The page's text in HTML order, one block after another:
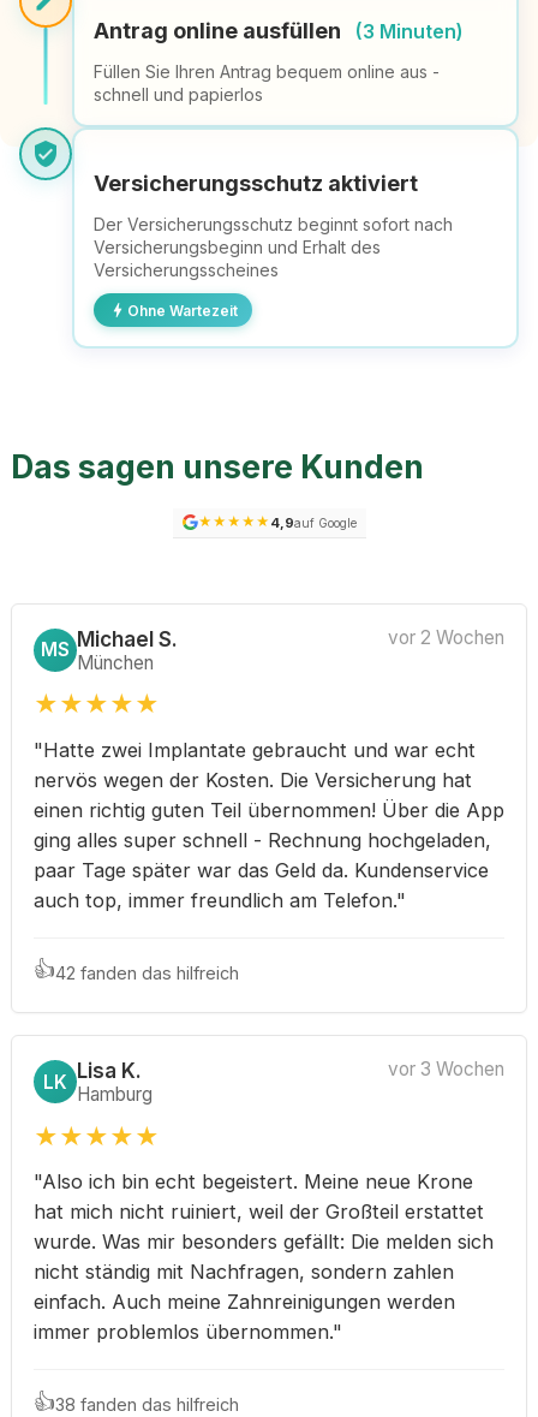
Antrag online ausfüllen (3 Minuten)
Füllen Sie Ihren Antrag bequem online aus -
schnell und papierlos
verified_user
Versicherungsschutz aktiviert
Der Versicherungsschutz beginnt sofort nach
Versicherungsbeginn und Erhalt des
Versicherungsscheines
bolt Ohne Wartezeit
Das sagen unsere Kunden
★ ★ ★ ★ ★ 4,9auf Google
MS Michael S.
München
vor 2 Wochen
★★★★★
"Hatte zwei Implantate gebraucht und war echt
nervös wegen der Kosten. Die Versicherung hat
einen richtig guten Teil übernommen! Über die App
ging alles super schnell - Rechnung hochgeladen,
paar Tage später war das Geld da. Kundenservice
auch top, immer freundlich am Telefon."
👍42 fanden das hilfreich
LK Lisa K.
Hamburg
vor 3 Wochen
★★★★★
"Also ich bin echt begeistert. Meine neue Krone
hat mich nicht ruiniert, weil der Großteil erstattet
wurde. Was mir besonders gefällt: Die melden sich
nicht ständig mit Nachfragen, sondern zahlen
einfach. Auch meine Zahnreinigungen werden
immer problemlos übernommen."
👍38 fanden das hilfreich